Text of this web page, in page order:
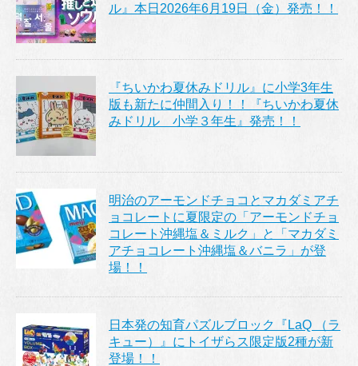
ル』本日2026年6月19日（金）発売！！
『ちいかわ夏休みドリル』に小学3年生
版も新たに仲間入り！！『ちいかわ夏休
みドリル 小学３年生』発売！！
明治のアーモンドチョコとマカダミアチ
ョコレートに夏限定の「アーモンドチョ
コレート沖縄塩＆ミルク」と「マカダミ
アチョコレート沖縄塩＆バニラ」が登
場！！
日本発の知育パズルブロック『LaQ （ラ
キュー）』にトイザらス限定版2種が新
登場！！